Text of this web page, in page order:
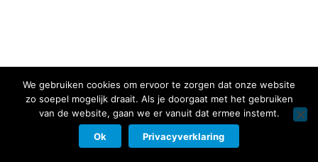
We gebruiken cookies om ervoor te zorgen dat onze website
zo soepel mogelijk draait. Als je doorgaat met het gebruiken
van de website, gaan we er vanuit dat ermee instemt.
Ok Privacyverklaring